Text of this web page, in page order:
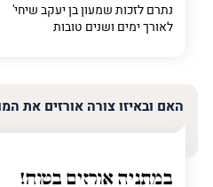
נתרם לזכות שמעון בן יעקב שיחי'
לאורך ימים ושנים טובות
האם ובאיזו צורה אורזים את
במתניה אורזים בטוח!